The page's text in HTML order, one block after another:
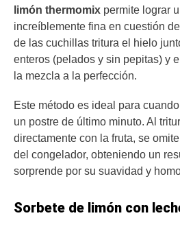
limón thermomix permite lograr
increíblemente fina en cuestión
de las cuchillas tritura el hielo
enteros (pelados y sin pepitas) y
la mezcla a la perfección.
Este método es ideal para
un postre de último minuto. Al
directamente con la fruta, se
del congelador, obteniendo un
sorprende por su suavidad y
Sorbete de limón con